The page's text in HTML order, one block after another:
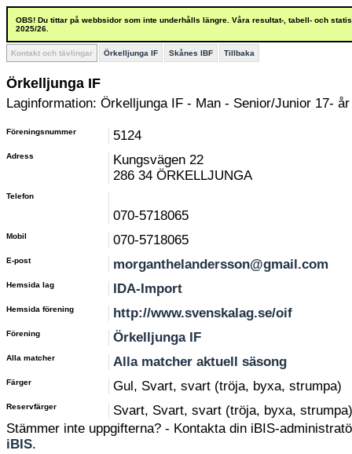
OBS! Du tittar på webbsidor som inte underhålls längre. Våra resultat-, tabell- och
2025/26.
Kontakt och tävlingar Örkelljunga IF Skånes IBF Tillbaka
Örkelljunga IF
Laginformation: Örkelljunga IF - Man - Senior/Junior 17- år
Föreningsnummer 5124
Adress
Kungsvägen 22
286 34 ÖRKELLJUNGA
Telefon
070-5718065
Mobil 070-5718065
E-post morganthelandersson@gmail.com
Hemsida lag IDA-Import
Hemsida förening http://www.svenskalag.se/oif
Förening Örkelljunga IF
Alla matcher Alla matcher aktuell säsong
Färger Gul, Svart, svart (tröja, byxa, strumpa)
Reservfärger
Svart, Svart, svart (tröja, byxa, strumpa)
Stämmer inte uppgifterna? - Kontakta din iBIS-
iBIS.